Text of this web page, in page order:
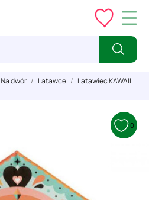
Na dwór Latawce
Latawiec KAWAII
0